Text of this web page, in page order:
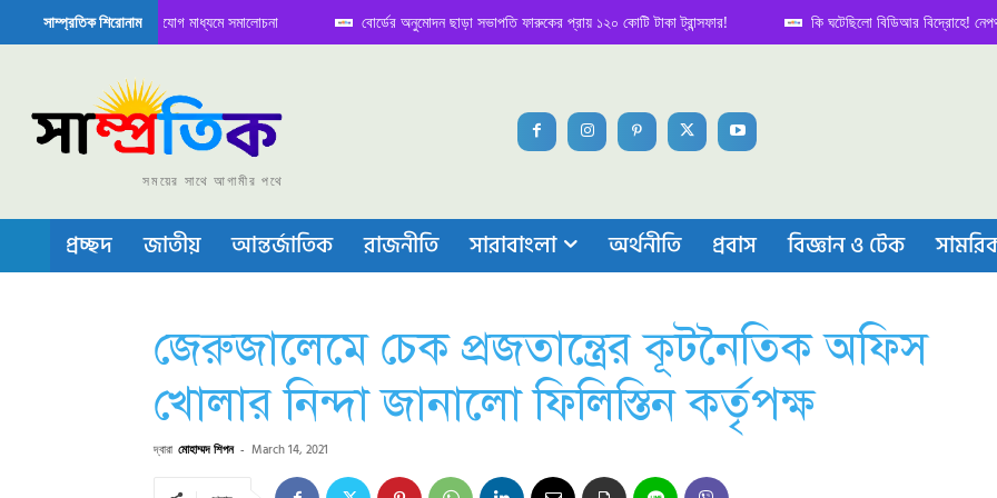
সাম্প্রতিক শিরোনাম
নিয়ে সামাজিক যোগাযোগ মাধ্যমে সমালোচনা বোর্ডের অনুমোদন ছাড়া সভাপতি ফারুকের প্রায় ১২০ কোটি টাকা ট্রান্সফার! কি ঘটেছিলো বিডিআর বিদ্রোহে! নেপথ্য কাহিনি
বা চীপ তৈরিতে নিজের শক্ত অবস্থান জানান দিচ্ছে চীন
সময়ের সাথে আগামীর পথে
প্রচ্ছদ জাতীয় আন্তর্জাতিক রাজনীতি সারাবাংলা অর্থনীতি প্রবাস বিজ্ঞান ও টেক
জেরুজালেমে চেক প্রজতান্ত্রের কূটনৈতিক অফিস
খোলার নিন্দা জানালো ফিলিস্তিন কর্তৃপক্ষ
দ্বারা মোহাম্মদ শিপন - March 14, 2021